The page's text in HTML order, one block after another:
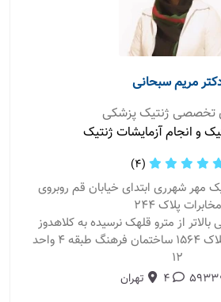
مریم سبحانی
تخصصی ژنتیک پزشکی
و انجام آزمایشات ژنتیک
(4)
مهر شهرری ابتدای خیابان قم روبروی
مخابرات پلاک ۲۴۴
از مترو قلهک نرسیده به کلاهدوز
جنب بانک گردشگری پلاک ۱۵۶۴ ساختمان فرهنگ طبقه ۴ واحد
۱۲
5933
4 تهران